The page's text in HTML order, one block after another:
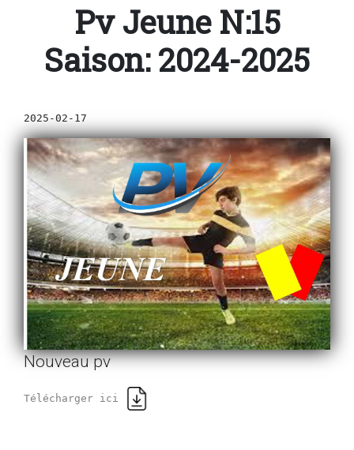
Pv Jeune N:15
Saison: 2024-2025
2025-02-17
Nouveau pv
Télécharger ici